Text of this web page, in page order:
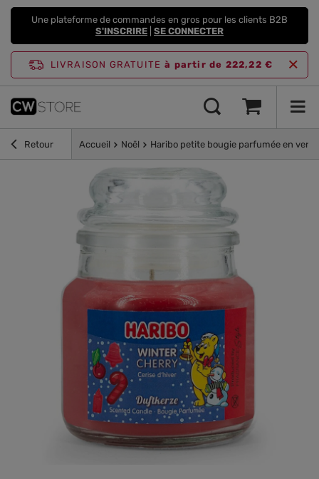
Une plateforme de commandes en gros pour les clients B2B
S'INSCRIRE SE CONNECTER
LIVRAISON GRATUITE à partir de 222,22 €
Retour Accueil Noël Haribo petite bougie parfumée en